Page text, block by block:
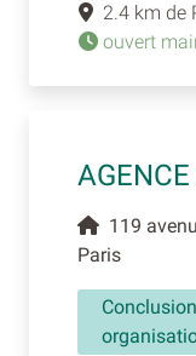
2.4 km de
ouvert
119
Paris